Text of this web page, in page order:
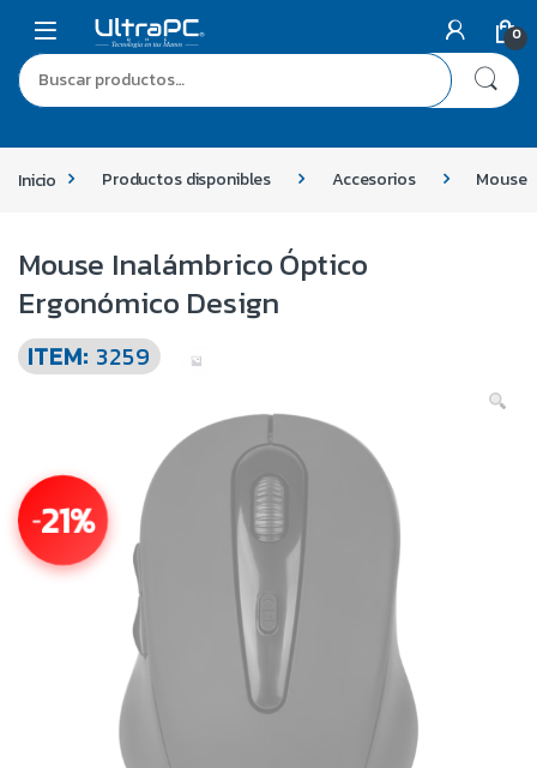
0
Inicio Productos disponibles Accesorios Mouse
-21%
Mouse Inalámbrico Óptico
Ergonómico Design
ITEM: 3259